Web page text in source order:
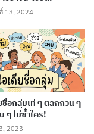
13, 2024
ชื่อกลุ่มเท่ ๆ ตลกกวน ๆ
ๆ ไม่ซ้ำใคร!
2023